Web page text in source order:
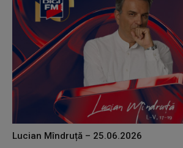
Lucian Mîndruță – 25.06.2026